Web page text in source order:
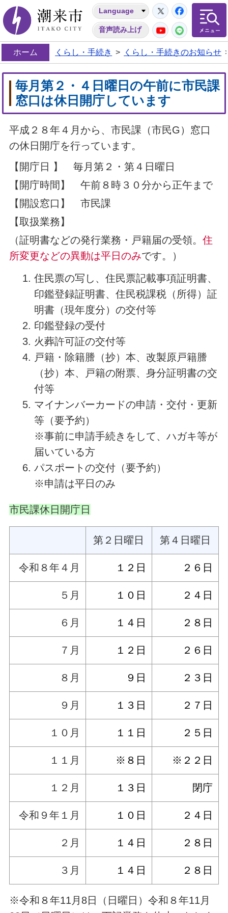
潮来市
Language
音声読み上げ
Twitter
YouTube
LINE
ホーム くらし・手続き > くらし・手続きのお知らせ
毎月第２・４日曜日の午前に市民課
窓口は休日開庁しています
平成２８年４月から、市民課（市民G）窓口
の休日開庁を行っています。
【開庁日 】 毎月第２・第４日曜日
【開庁時間】 午前８時３０分から正午まで
【開設窓口】 市民課
【取扱業務】
（証明書などの発行業務・戸籍届の受領。 住
所変更などの異動は平日のみです。）
住民票の写し、住民票記載事項証明書、
印鑑登録証明書、住民税課税（所得）証
明書（現年度分）の交付等
印鑑登録の受付
火葬許可証の交付等
戸籍・除籍謄（抄）本、改製原戸籍謄
（抄）本、戸籍の附票、身分証明書の交
付等
マイナンバーカードの申請・交付・更新
等（要予約）
※事前に申請手続きをして、ハガキ等が
届いている方
パスポートの交付（要予約）
※申請は平日のみ
市民課休日開庁日
第２日曜日 第４日曜日
令和８年４月 １２日 ２６日
５月 １０日 ２４日
６月 １４日 ２８日
７月 １２日 ２６日
８月 ９日 ２３日
９月 １３日 ２７日
１０月 １１日 ２５日
１１月 ※８日 ※２２日
１２月 １３日 閉庁
令和９年１月 １０日 ２４日
２月 １４日 ２８日
３月 １４日 ２８日
※令和８年11月8日（日曜日）令和８年11月